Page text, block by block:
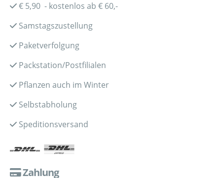
€ 5,90 - kostenlos ab € 60,-
Samstagszustellung
Paketverfolgung
Packstation/Postfilialen
Pflanzen auch im Winter
Selbstabholung
Speditionsversand
Zahlung